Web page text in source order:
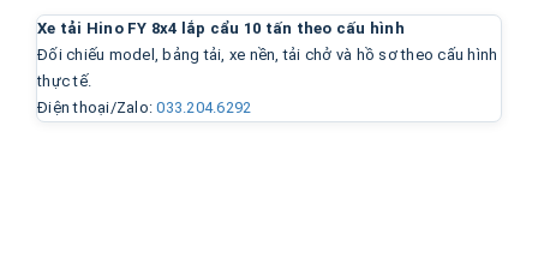
Xe tải Hino FY 8x4 lắp cẩu 10 tấn theo cấu hình
Đối chiếu model, bảng tải, xe nền, tải chở và hồ sơ theo cấu hình
thực tế.
Điện thoại/Zalo:033.204.6292